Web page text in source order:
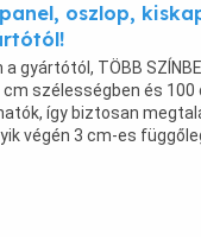
oszlop,
gyártótól, TÖBB
szélességben és 100
így biztosan
végén 3 cm-es